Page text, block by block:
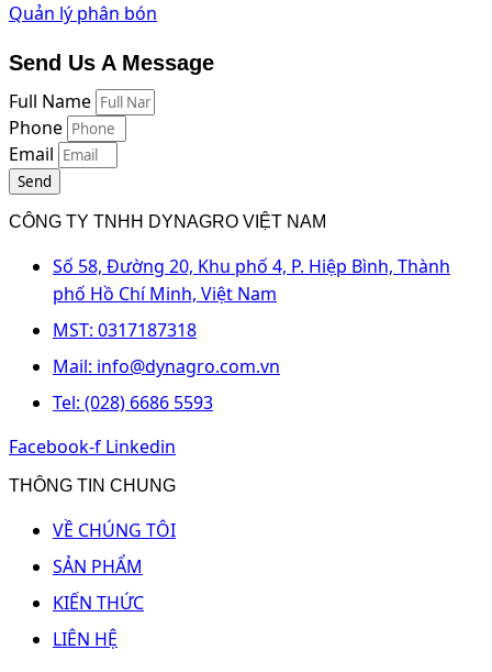
Quản lý phân bón
Send Us A Message
Full Name
Phone
Email
Send
CÔNG TY TNHH DYNAGRO VIỆT NAM
Số 58, Đường 20, Khu phố 4, P. Hiệp Bình, Thành
phố Hồ Chí Minh, Việt Nam
MST: 0317187318
Mail: info@dynagro.com.vn
Tel: (028) 6686 5593
Facebook-f Linkedin
THÔNG TIN CHUNG
VỀ CHÚNG TÔI
SẢN PHẨM
KIẾN THỨC
LIÊN HỆ